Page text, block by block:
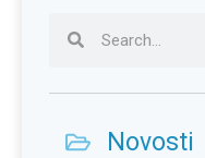
Novosti